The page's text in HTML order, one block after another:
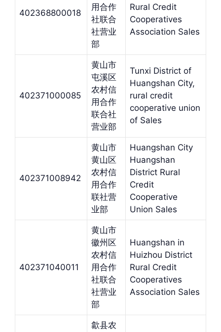
402368800018
用合作
社联合
社营业
部
Rural Credit
Cooperatives
Association Sales
402371000085
黄山市
屯溪区
农村信
用合作
联合社
营业部
Tunxi District of
Huangshan City,
rural credit
cooperative union
of Sales
402371008942
黄山市
黄山区
农村信
用合作
联社营
业部
Huangshan City
Huangshan
District Rural
Credit
Cooperative
Union Sales
402371040011
黄山市
徽州区
农村信
用合作
社联合
社营业
部
Huangshan in
Huizhou District
Rural Credit
Cooperatives
Association Sales
歙县农